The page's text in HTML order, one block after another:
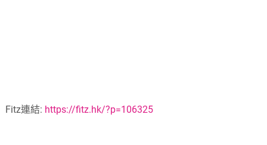
Fitz連結: https://fitz.hk/?p=106325